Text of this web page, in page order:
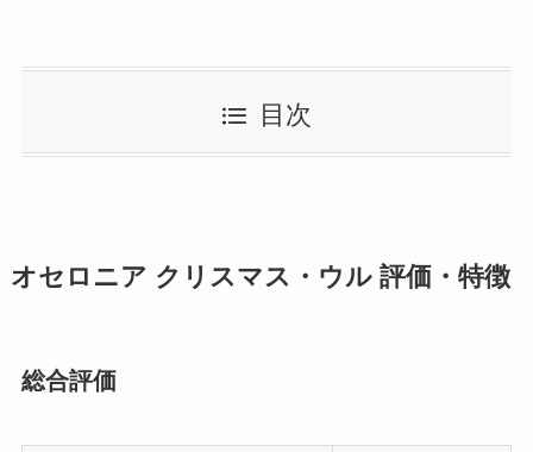
目次
オセロニア クリスマス・ウル 評価・特徴
総合評価